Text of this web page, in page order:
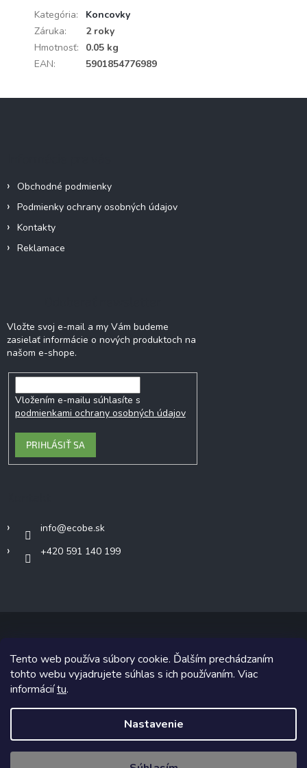
Tento web používa súbory cookie. Ďalším prechádzaním
tohto webu vyjadrujete súhlas s ich používaním. Viac
informáciítu.
Nastavenie
Kategória:
Koncovky
Záruka:
2 roky
Hmotnosť:
0.05 kg
EAN: 5901854776989
Obchodné podmienky
Podmienky ochrany osobných údajov
Kontakty
Reklamace
Vložte svoj e-mail a my Vám budeme
zasielať informácie o nových produktoch na
našom e-shope.
Vložením e-mailu súhlasíte s
podmienkami ochrany osobných údajov
PRIHLÁSIŤ SA
info@ecobe.sk
+420 591 140 199
Copyright 2026Ecobe.sk. Všetky práva vyhradené.
Grafický návrh vytvoril a na Shoptet implementoval
Shoptetak.cz.